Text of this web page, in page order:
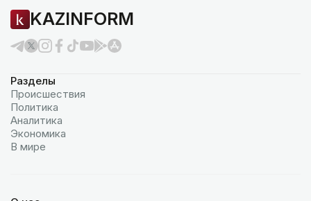
KAZINFORM
Разделы
Происшествия
Политика
Аналитика
Экономика
В мире